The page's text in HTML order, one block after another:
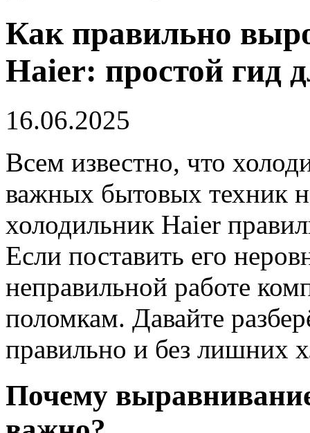
Как правильно
Haier: простой гид
16.06.2025
Всем известно, что
важных бытовых техник
холодильник Haier
Если поставить его
неправильной работе
поломкам. Давайте
правильно и без лишних
Почему